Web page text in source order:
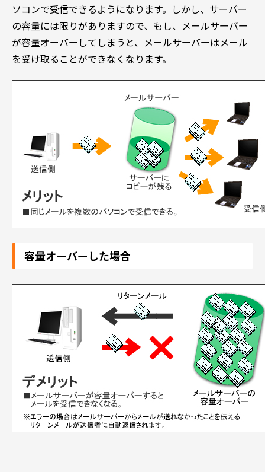
ソコンで受信できるようになります。しかし、サーバー
の容量には限りがありますので、もし、メールサーバー
が容量オーバーしてしまうと、メールサーバーはメール
を受け取ることができなくなります。
容量オーバーした場合